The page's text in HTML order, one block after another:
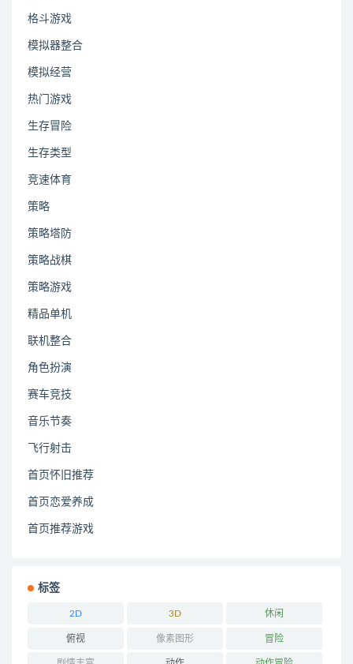
格斗游戏
模拟器整合
模拟经营
热门游戏
生存冒险
生存类型
竞速体育
策略
策略塔防
策略战棋
策略游戏
精品单机
联机整合
角色扮演
赛车竞技
音乐节奏
飞行射击
首页怀旧推荐
首页恋爱养成
首页推荐游戏
标签
2D 3D 休闲
俯视 像素图形 冒险